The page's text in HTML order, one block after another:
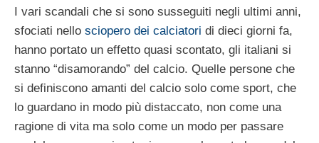
I vari scandali che si sono susseguiti negli ultimi anni,
sfociati nello sciopero dei calciatori di dieci giorni fa,
hanno portato un effetto quasi scontato, gli italiani si
stanno “disamorando” del calcio. Quelle persone che
si definiscono amanti del calcio solo come sport, che
lo guardano in modo più distaccato, non come una
ragione di vita ma solo come un modo per passare